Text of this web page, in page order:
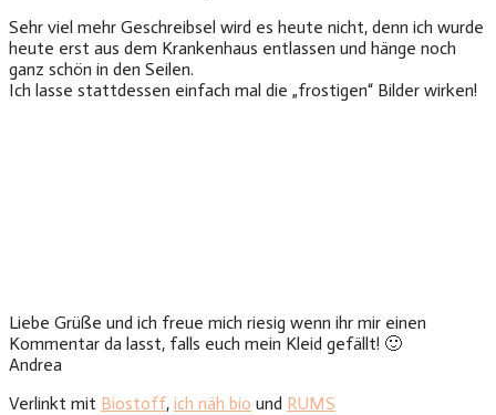
Sehr viel mehr Geschreibsel wird es heute nicht, denn ich wurde
heute erst aus dem Krankenhaus entlassen und hänge noch
ganz schön in den Seilen.
Ich lasse stattdessen einfach mal die „frostigen“ Bilder wirken!
Liebe Grüße und ich freue mich riesig wenn ihr mir einen
Kommentar da lasst, falls euch mein Kleid gefällt! 🙂
Andrea
Verlinkt mit Biostoff, ich näh bio und RUMS